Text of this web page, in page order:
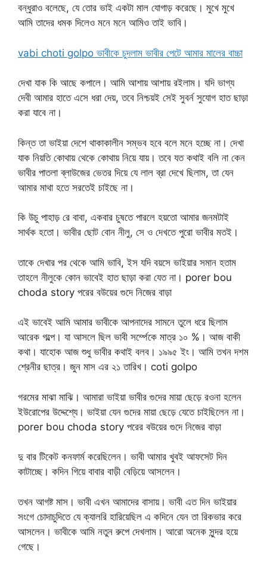
বন্ধুরাও বলেছে, যে তোর ভাই একটা মাল যোগাড় করেছে। মুখে মুখে
আমি তাদের ধমক দিলেও মনে মনে আমিও তাই ভাবি।
vabi choti golpo ভাবীকে চুদলাম ভাবীর পেটে আমার মালের বাচ্চা
দেখা যাক কি আছে কপালে। আমি আশায় আশায় রইলাম। যদি ভাগ্য
দেবী আমার হাতে এসে ধরা দেয়, তবে নিশ্চয়ই সেই সুবর্ন সুযোগ হাত ছাড়া
করা যাবে না।
কিন্ত তা ভাইয়া দেশে থাকাকালীন সম্ভব হবে বলে মনে হচ্ছে না। দেখা
যাক নিয়তি কোথায় থেকে কোথায় নিয়ে যায়। তবে যত কথাই বলি না কেন
ভাবীর পাতলা ব্লাউজের ভেতর দিয়ে যে লাল ব্রা দেখে ছিলাম, তা যেন
আমার মাথা হতে সরতেই চাইছে না।
কি উচু পাহাড় রে বাবা, একবার চুষতে পারলে হয়তো আমার জনমটাই
সার্থক হতো। ভাবীর ছোট বোন নীলু, সে ও দেখতে পুরো ভাবীর মতই।
তাকে দেখার পর থেকে আমি ভাবি, ইস যদি বয়সে ভাইয়ার সমান হতাম
তাহলে নীলুকে কোন ভাবেই হাত ছাড়া করা যেত না। porer bou
choda story পরের বউয়ের গুদে নিজের বাড়া
এই ভাবেই আমি আমার ভাবীকে আপনাদের সামনে তুলে ধরে ছিলাম
আরেক গল্পে। যা আসলে ছিল ভাবী সর্ম্পেকে মাত্র ১০ %। আজ বাকী
কথা। যাহোক আজ শুধু ভাবীর কথাই বলব। ১৯৯৫ ইং। আমি তখন দশম
শ্রেনীর ছাত্র। জুন মাস এর ২১ তারিখ। coti golpo
গরমের মাঝা মাঝি। আমারা ভাইয়া ভাবীর গুদের মায়া ছেড়ে রওনা হলেন
ইউরোপের উদ্দেশ্যে। ভাইয়া যেন গুদের মায়া ছেড়ে যেতে চাইছিলেন না।
porer bou choda story পরের বউয়ের গুদে নিজের বাড়া
দু বার টিকেট কনফার্ম করেছিলেন। ভাবী আমার খুবই আফসেট দিন
কাটাচ্ছে। কদিন গিয়ে বাবার বাড়ী বেড়িয়ে আসলেন।
তখন আগষ্ট মাস। ভাবী এখন আমাদের বাসায়। ভাবী এত দিন ভাইয়ার
সংগে চোদাচুদিতে যে ক্যালরি হারিয়েছিল এ কদিনে যেন তা রিকভার করে
আসলেন। ভাবীকে আমি নতুন রুপে দেখলাম। আরো অনেক সুন্দর হয়ে
গেছে।